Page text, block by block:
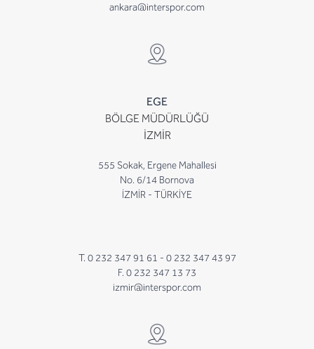
ankara@interspor.com
EGE
BÖLGE MÜDÜRLÜĞÜ
İZMİR
555 Sokak, Ergene Mahallesi
No. 6/14 Bornova
İZMİR - TÜRKİYE
T. 0 232 347 91 61 - 0 232 347 43 97
F. 0 232 347 13 73
izmir@interspor.com